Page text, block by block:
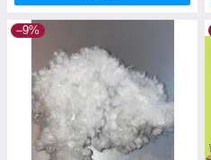
–9%